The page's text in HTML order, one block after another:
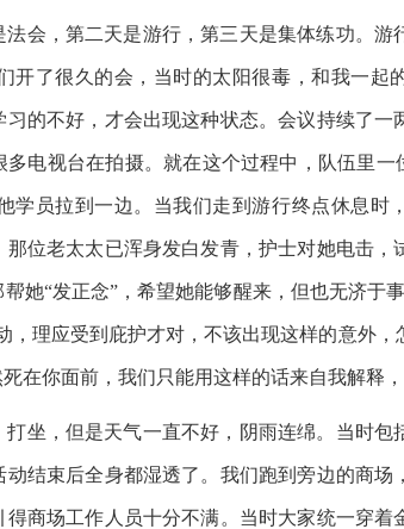
会，第二天是游行，第三天是集体练功。游
开了很久的会，当时的太阳很毒，和我一起
的不好，才会出现这种状态。会议持续了一
电视台在拍摄。就在这个过程中，队伍里一
学员拉到一边。当我们走到游行终点休息时
位老太太已浑身发白发青，护士对她电击，
她“发正念”，希望她能够醒来，但也无济于
，理应受到庇护才对，不该出现这样的意外，
在你面前，我们只能用这样的话来自我解释，
坐，但是天气一直不好，阴雨连绵。当时包
结束后全身都湿透了。我们跑到旁边的商场
商场工作人员十分不满。当时大家统一穿着